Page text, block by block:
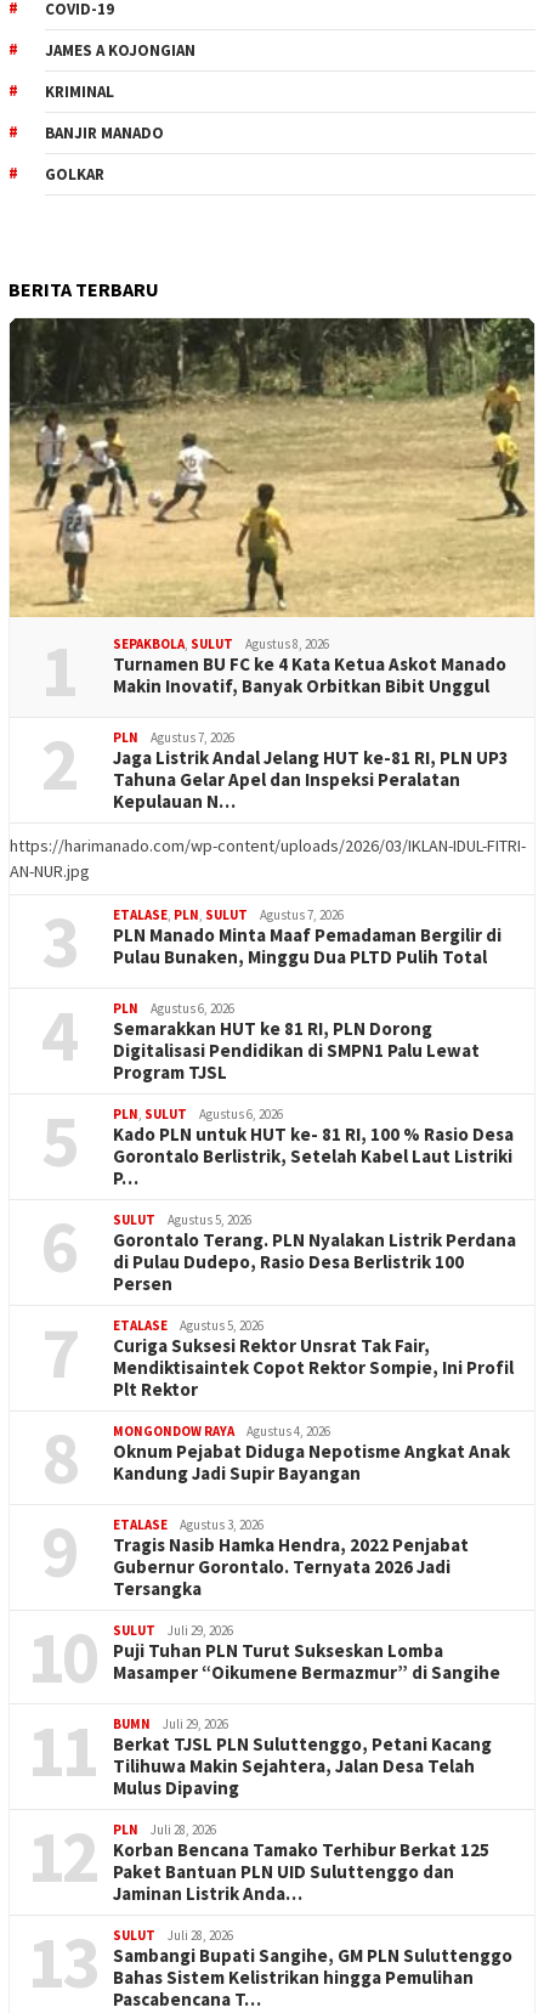
COVID-19
JAMES A KOJONGIAN
KRIMINAL
BANJIR MANADO
GOLKAR
BERITA TERBARU
1 SEPAKBOLA, SULUT Agustus 8, 2026
Turnamen BU FC ke 4 Kata Ketua Askot Manado
Makin Inovatif, Banyak Orbitkan Bibit Unggul
2 PLN Agustus 7, 2026
Jaga Listrik Andal Jelang HUT ke-81 RI, PLN UP3
Tahuna Gelar Apel dan Inspeksi Peralatan
Kepulauan N…
https://harimanado.com/wp-content/uploads/2026/03/IKLAN-IDUL-FITRI-
AN-NUR.jpg
3 ETALASE, PLN, SULUT Agustus 7, 2026
PLN Manado Minta Maaf Pemadaman Bergilir di
Pulau Bunaken, Minggu Dua PLTD Pulih Total
4 PLN Agustus 6, 2026
Semarakkan HUT ke 81 RI, PLN Dorong
Digitalisasi Pendidikan di SMPN1 Palu Lewat
Program TJSL
5 PLN, SULUT Agustus 6, 2026
Kado PLN untuk HUT ke- 81 RI, 100 % Rasio Desa
Gorontalo Berlistrik, Setelah Kabel Laut Listriki
P…
6 SULUT Agustus 5, 2026
Gorontalo Terang. PLN Nyalakan Listrik Perdana
di Pulau Dudepo, Rasio Desa Berlistrik 100
Persen
7 ETALASE Agustus 5, 2026
Curiga Suksesi Rektor Unsrat Tak Fair,
Mendiktisaintek Copot Rektor Sompie, Ini Profil
Plt Rektor
8 MONGONDOW RAYA Agustus 4, 2026
Oknum Pejabat Diduga Nepotisme Angkat Anak
Kandung Jadi Supir Bayangan
9 ETALASE Agustus 3, 2026
Tragis Nasib Hamka Hendra, 2022 Penjabat
Gubernur Gorontalo. Ternyata 2026 Jadi
Tersangka
10 SULUT Juli 29, 2026
Puji Tuhan PLN Turut Sukseskan Lomba
Masamper “Oikumene Bermazmur” di Sangihe
11 BUMN Juli 29, 2026
Berkat TJSL PLN Suluttenggo, Petani Kacang
Tilihuwa Makin Sejahtera, Jalan Desa Telah
Mulus Dipaving
12 PLN Juli 28, 2026
Korban Bencana Tamako Terhibur Berkat 125
Paket Bantuan PLN UID Suluttenggo dan
Jaminan Listrik Anda…
13 SULUT Juli 28, 2026
Sambangi Bupati Sangihe, GM PLN Suluttenggo
Bahas Sistem Kelistrikan hingga Pemulihan
Pascabencana T…